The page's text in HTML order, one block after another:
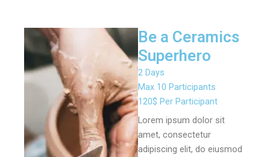
Be a Ceramics
Superhero
2 Days
Max 10 Participants
120$ Per Participant
Lorem ipsum dolor sit
amet, consectetur
adipiscing elit, do eiusmod